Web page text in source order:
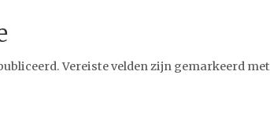
Vereiste velden zijn gemarkeerd met